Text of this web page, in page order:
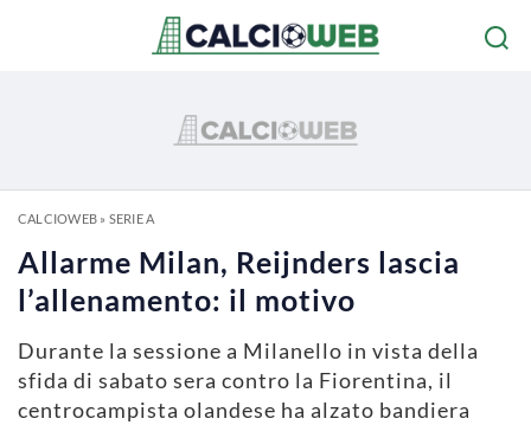
CALCIOWEB» SERIE A
Allarme Milan, Reijnders lascia
l’allenamento: il motivo
Durante la sessione a Milanello in vista della
sfida di sabato sera contro la Fiorentina, il
centrocampista olandese ha alzato bandiera